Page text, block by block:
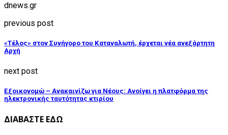
dnews.gr
previous post
«Τέλος» στον Συνήγορο του Καταναλωτή, έρχεται νέα ανεξάρτητη
Αρχή
next post
Εξοικονομώ – Ανακαινίζω για Νέους: Ανοίγει η πλατφόρμα της
ηλεκτρονικής ταυτότητας κτιρίου
ΔΙΑΒΑΣΤΕ ΕΔΩ